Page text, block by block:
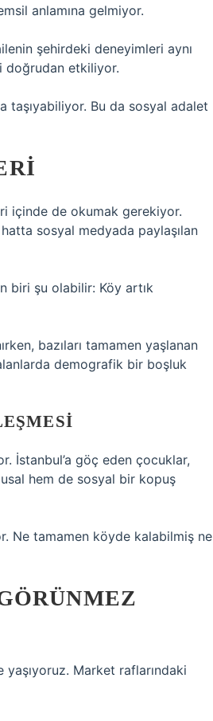
anlamına gelmiyor.
şehirdeki deneyimleri aynı
doğrudan etkiliyor.
taşıyabiliyor. Bu da sosyal adalet
içinde de okumak gerekiyor.
sosyal medyada paylaşılan
biri şu olabilir: Köy artık
bazıları tamamen yaşlanan
demografik bir boşluk
İstanbul’a göç eden çocuklar,
hem de sosyal bir kopuş
Ne tamamen köyde kalabilmiş ne
Market raflarındaki